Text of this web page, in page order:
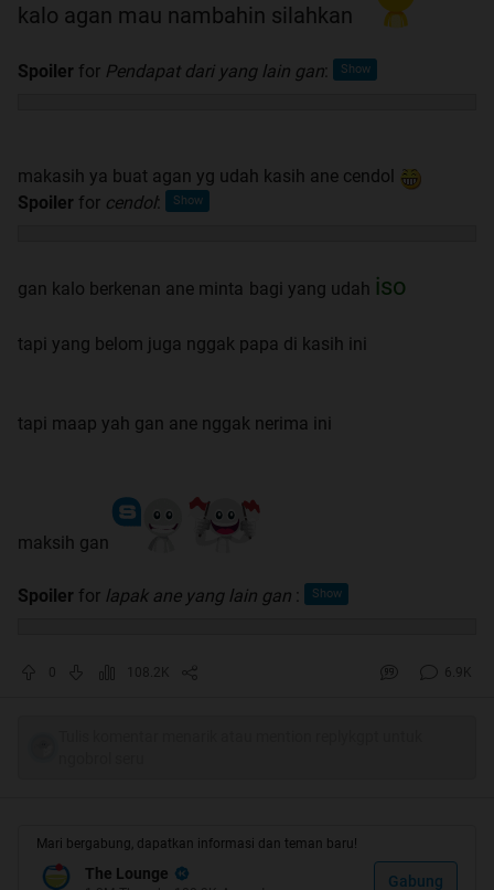
kalo agan mau nambahin silahkan
Spoiler for Pendapat dari yang lain gan:
makasih ya buat agan yg udah kasih ane cendol
Spoiler for cendol:
gan kalo berkenan ane minta bagi yang udah iso
tapi yang belom juga nggak papa di kasih ini
tapi maap yah gan ane nggak nerima ini
maksih gan
Spoiler for lapak ane yang lain gan :
0 108.2K 6.9K
Mari bergabung, dapatkan informasi dan teman baru!
The Lounge Gabung